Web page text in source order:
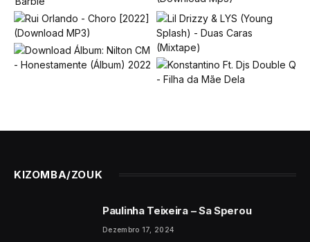
KIZOMBA/ZOUK
Paulinha Teixeira – Sa Sperou
Dezembro 17, 2024